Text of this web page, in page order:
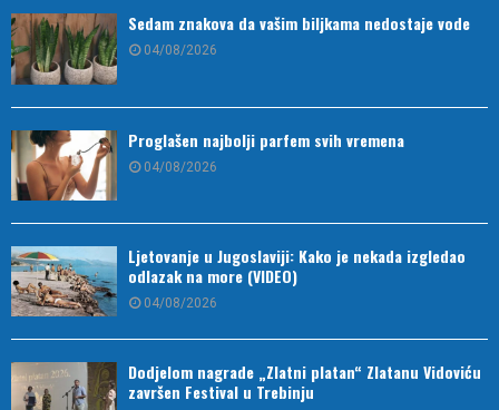
Sedam znakova da vašim biljkama nedostaje vode
04/08/2026
Proglašen najbolji parfem svih vremena
04/08/2026
Ljetovanje u Jugoslaviji: Kako je nekada izgledao
odlazak na more (VIDEO)
04/08/2026
Dodjelom nagrade „Zlatni platan“ Zlatanu Vidoviću
završen Festival u Trebinju